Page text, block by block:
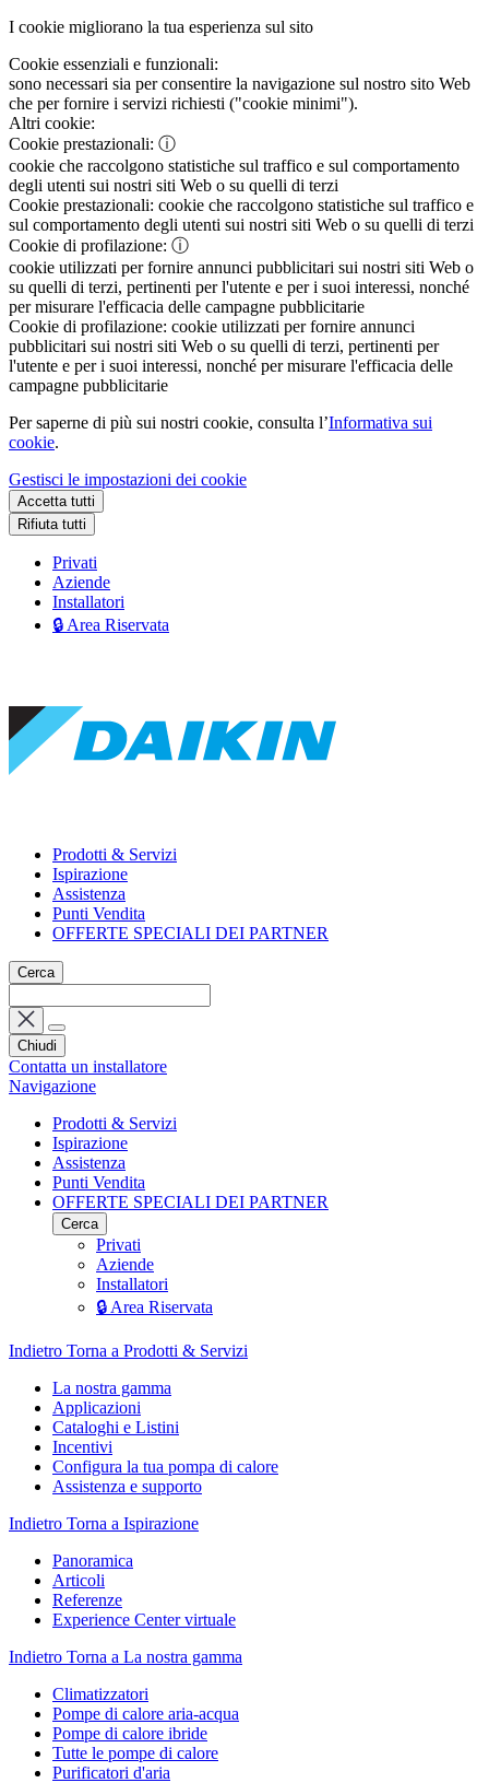
I cookie migliorano la tua esperienza sul sito
Cookie essenziali e funzionali:
sono necessari sia per consentire la navigazione sul nostro sito Web
che per fornire i servizi richiesti ("cookie minimi").
Altri cookie:
Cookie prestazionali: ⓘ
cookie che raccolgono statistiche sul traffico e sul comportamento
degli utenti sui nostri siti Web o su quelli di terzi
Cookie prestazionali: cookie che raccolgono statistiche sul traffico e
sul comportamento degli utenti sui nostri siti Web o su quelli di terzi
Cookie di profilazione: ⓘ
cookie utilizzati per fornire annunci pubblicitari sui nostri siti Web o
su quelli di terzi, pertinenti per l'utente e per i suoi interessi, nonché
per misurare l'efficacia delle campagne pubblicitarie
Cookie di profilazione: cookie utilizzati per fornire annunci
pubblicitari sui nostri siti Web o su quelli di terzi, pertinenti per
l'utente e per i suoi interessi, nonché per misurare l'efficacia delle
campagne pubblicitarie
Per saperne di più sui nostri cookie, consulta l’Informativa sui
cookie.
Gestisci le impostazioni dei cookie
Accetta tutti
Rifiuta tutti
Privati
Aziende
Installatori
🔒 Area Riservata
Prodotti & Servizi
Ispirazione
Assistenza
Punti Vendita
OFFERTE SPECIALI DEI PARTNER
Cerca
Chiudi
Contatta un installatore
Navigazione
Prodotti & Servizi
Ispirazione
Assistenza
Punti Vendita
OFFERTE SPECIALI DEI PARTNER
Cerca
Privati
Aziende
Installatori
🔒 Area Riservata
Indietro Torna a Prodotti & Servizi
La nostra gamma
Applicazioni
Cataloghi e Listini
Incentivi
Configura la tua pompa di calore
Assistenza e supporto
Indietro Torna a Ispirazione
Panoramica
Articoli
Referenze
Experience Center virtuale
Indietro Torna a La nostra gamma
Climatizzatori
Pompe di calore aria-acqua
Pompe di calore ibride
Tutte le pompe di calore
Purificatori d'aria